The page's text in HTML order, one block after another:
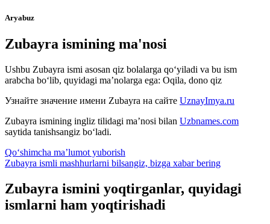
Aryabuz
Zubayra ismining ma'nosi
Ushbu Zubayra ismi asosan qiz bolalarga qo‘yiladi va bu ism
arabcha bo‘lib, quyidagi ma’nolarga ega: Oqila, dono qiz
Узнайте значение имени Zubayra на сайте UznayImya.ru
Zubayra ismining ingliz tilidagi ma’nosi bilan Uzbnames.com
saytida tanishsangiz bo‘ladi.
Qo‘shimcha ma’lumot yuborish
Zubayra ismli mashhurlarni bilsangiz, bizga xabar bering
Zubayra ismini yoqtirganlar, quyidagi
ismlarni ham yoqtirishadi